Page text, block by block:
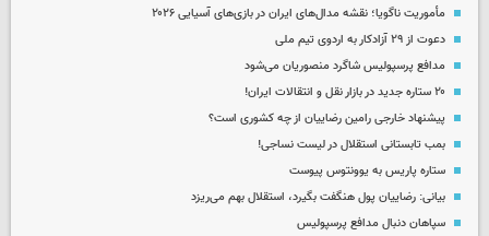
مأموریت ناگویا؛ نقشه مدال‌های ایران در بازی‌های آسیایی ۲۰۲۶
دعوت از ۲۹ آزادکار به اردوی تیم ملی
مدافع پرسپولیس شاگرد منصوریان می‌شود
۲۰ ستاره جدید در بازار نقل و انتقالات ایران!
پیشنهاد خارجی رامین رضاییان از چه کشوری است؟
بمب تابستانی استقلال در لیست نساجی!
ستاره پاریس به یوونتوس پیوست
بیانی: رضاییان پول هنگفت بگیرد، استقلال بهم می‌ریزد
سپاهان دنبال مدافع پرسپولیس